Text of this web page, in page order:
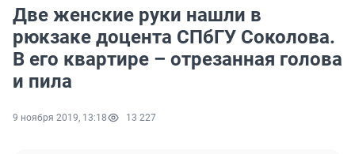
Две женские руки нашли в
рюкзаке доцента СПбГУ Соколова.
В его квартире – отрезанная голова
и пила
9 ноября 2019, 13:18 13 227